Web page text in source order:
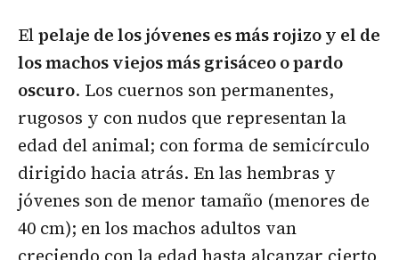
Elpelaje de los jóvenes es más rojizo y el de
los machos viejos más grisáceo o pardo
oscuro. Los cuernos son permanentes,
rugosos y con nudos que representan la
edad del animal; con forma de semicírculo
dirigido hacia atrás. En las hembras y
jóvenes son de menor tamaño (menores de
40 cm); en los machos adultos van